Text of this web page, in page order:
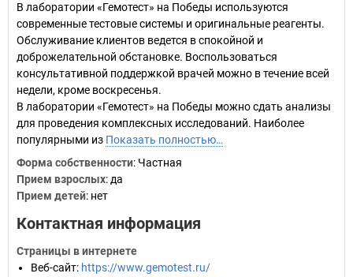
В лаборатории «Гемотест» на Победы используются
современные тестовые системы и оригинальные реагенты.
Обслуживание клиентов ведется в спокойной и
доброжелательной обстановке. Воспользоваться
консультативной поддержкой врачей можно в течение всей
недели, кроме воскресенья.
В лаборатории «Гемотест» на Победы можно сдать анализы
для проведения комплексных исследований. Наиболее
популярными из Показать полностью…
Форма собственности: Частная
Прием взрослых: да
Прием детей: нет
Контактная информация
Страницы в интернете
Веб-сайт: https://www.gemotest.ru/